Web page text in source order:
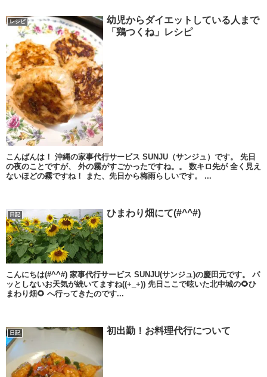
レシピ
幼児からダイエットしている人まで
「鶏つくね」レシピ
こんばんは！ 沖縄の家事代行サービス SUNJU（サンジュ）です。 先日
の夜のことですが、 外の霧がすごかったですね。。 数キロ先が 全く見え
ないほどの霧ですね！ また、先日から梅雨らしいです。 ...
日記 ひまわり畑にて(#^^#)
こんにちは(#^^#) 家事代行サービス SUNJU(サンジュ)の慶田元です。 パ
ッとしないお天気が続いてますね((+_+)) 先日ここで呟いた北中城の🌻ひ
まわり畑🌻 へ行ってきたのです...
日記 初出勤！お料理代行について